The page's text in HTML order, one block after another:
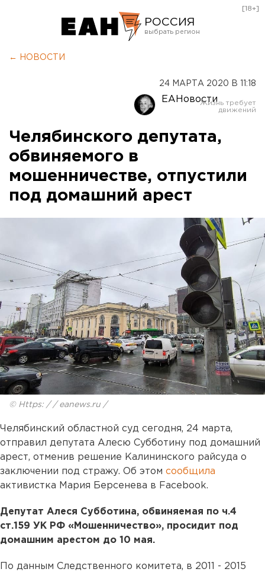
РОССИЯ
Оренбург
[18+]
← НОВОСТИ
24 МАРТА 2020 В 11:18
ЕАНовости
Челябинского депутата,
обвиняемого в
мошенничестве, отпустили
под домашний арест
© Https: / / eanews.ru /
Челябинский областной суд сегодня, 24 марта,
отправил депутата Алесю Субботину под домашний
арест, отменив решение Калининского райсуда о
заключении под стражу. Об этом сообщила
активистка Мария Берсенева в Facebook.
Депутат Алеся Субботина, обвиняемая по ч.4
ст.159 УК РФ «Мошенничество», просидит под
домашним арестом до 10 мая.
По данным Следственного комитета, в 2011 - 2015